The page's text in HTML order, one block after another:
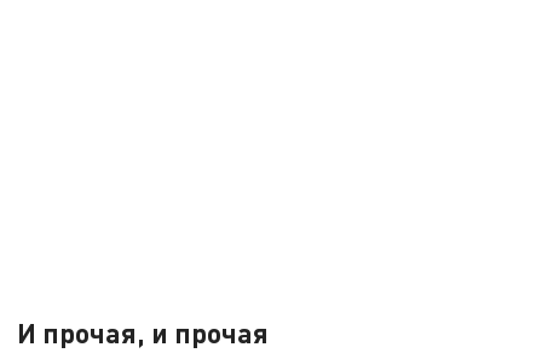
И прочая, и прочая